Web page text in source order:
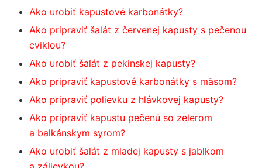
Ako urobiť kapustové karbonátky?
Ako pripraviť šalát z červenej kapusty s pečenou
cviklou?
Ako urobiť šalát z pekinskej kapusty?
Ako pripraviť kapustové karbonátky s mäsom?
Ako pripraviť polievku z hlávkovej kapusty?
Ako pripraviť kapustu pečenú so zelerom
a balkánskym syrom?
Ako urobiť šalát z mladej kapusty s jablkom